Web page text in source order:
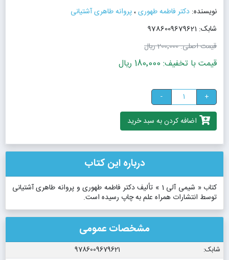
نویسنده: دکتر فاطمه طهوری،پروانه طاهری آشتیانی
شابک: 9786009679621
قیمت اصلی:200٬000 ریال
قیمت با تخفیف: 180٬000 ریال
+
-
اضافه کردن به سبد خرید
درباره این کتاب
کتاب « شیمی آلی 1 » تألیف دکتر فاطمه طهوری و پروانه طاهری آشتیانی
توسط انتشارات همراه علم به چاپ رسیده است.
مشخصات عمومی
شابک:
9786009679621